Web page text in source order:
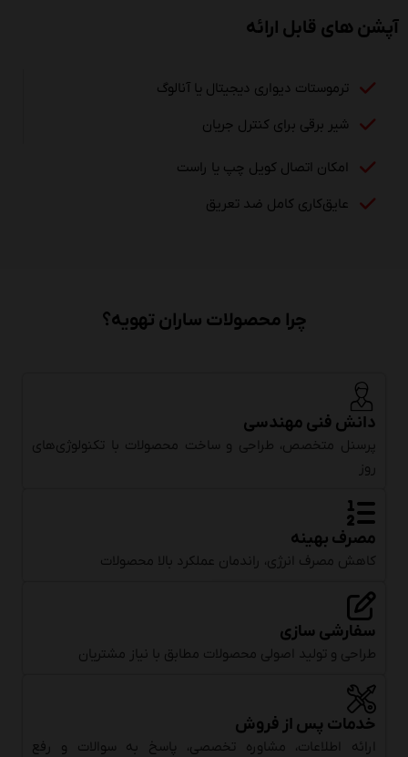
آپشن های قابل ارائه
ترموستات دیواری دیجیتال یا آنالوگ
شیر برقی برای کنترل جریان
امکان اتصال کویل چپ یا راست
عایق‌کاری کامل ضد تعریق
چرا محصولات ساران تهویه؟
دانش فنی مهندسی
پرسنل متخصص، طراحی و ساخت محصولات با تکنولوژی‌های
روز
مصرف بهینه
کاهش مصرف انرژی، راندمان عملکرد بالا محصولات
سفارشی سازی
طراحی و تولید اصولی محصولات مطابق با نیاز مشتریان
خدمات پس از فروش
ارائه اطلاعات، مشاوره تخصصی، پاسخ به سوالات و رفع